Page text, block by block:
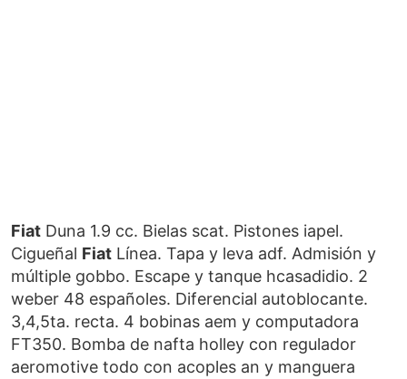
Fiat Duna 1.9 cc. Bielas scat. Pistones iapel.
Cigueñal Fiat Línea. Tapa y leva adf. Admisión y
múltiple gobbo. Escape y tanque hcasadidio. 2
weber 48 españoles. Diferencial autoblocante.
3,4,5ta. recta. 4 bobinas aem y computadora
FT350. Bomba de nafta holley con regulador
aeromotive todo con acoples an y manguera